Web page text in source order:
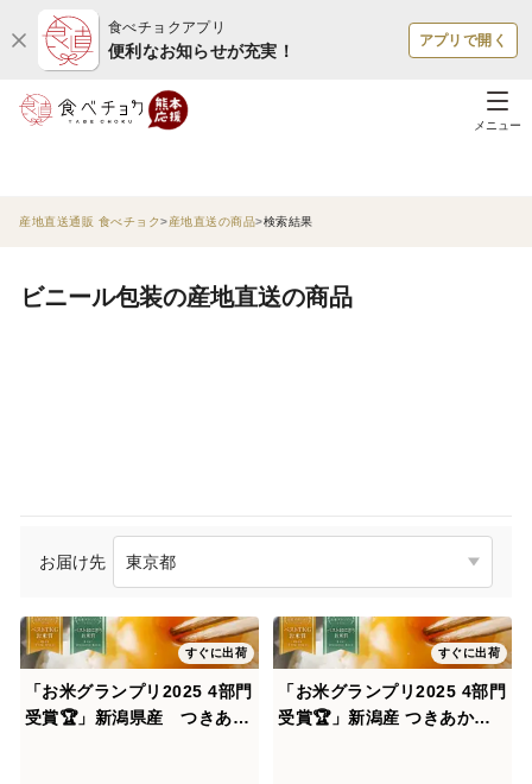
食べチョクアプリ
便利なお知らせが充実！
アプリで開く
メニュー
産地直送通販 食べチョク 産地直送の商品 検索結果
ビニール包装の産地直送の商品
お届け先
すぐに出荷
「お米グランプリ2025 4部門
受賞🏆」新潟県産 つきあか
すぐに出荷
「お米グランプリ2025 4部門
受賞🏆」新潟産 つきあかり 1